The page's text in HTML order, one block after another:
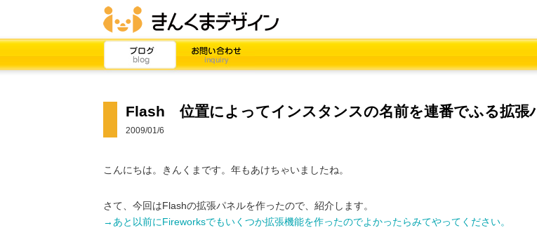
Flash 位置によってインスタンスの名前を連番でふる拡張
2009/01/6
こんにちは。きんくまです。年もあけちゃいましたね。
さて、今回はFlashの拡張パネルを作ったので、紹介します。
→あと以前にFireworksでもいくつか拡張機能を作ったのでよかったらみてやってください。